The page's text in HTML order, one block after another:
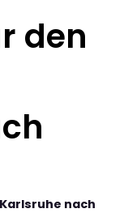
den
nach